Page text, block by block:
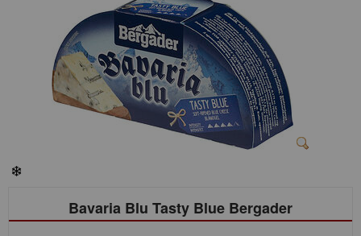
Bavaria Blu Tasty Blue Bergader